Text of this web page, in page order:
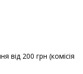
від 200 грн (комісія